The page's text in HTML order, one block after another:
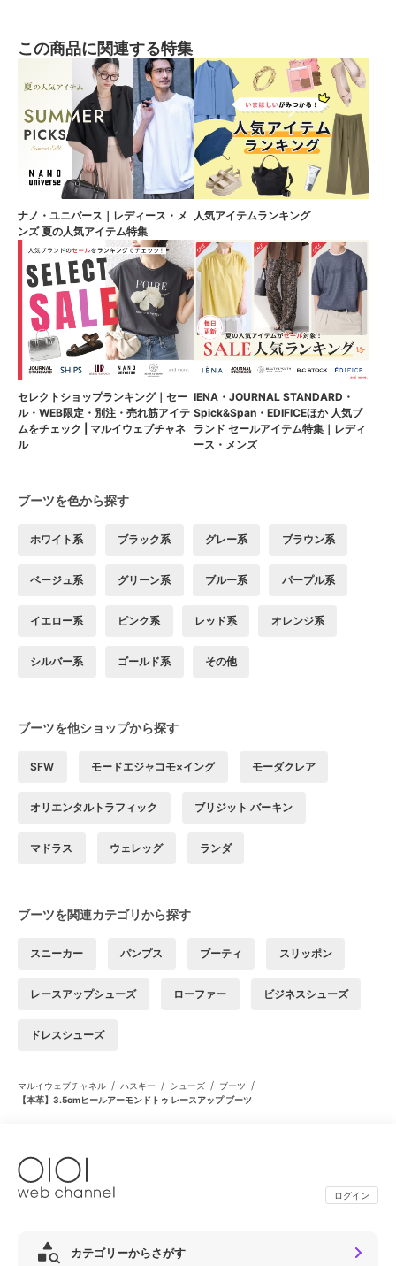
この商品に関連する特集
ナノ・ユニバース｜レディース・メ
ンズ 夏の人気アイテム特集
人気アイテムランキング
セレクトショップランキング｜セー
ル・WEB限定・別注・売れ筋アイテ
ムをチェック | マルイウェブチャネ
ル
IENA・JOURNAL STANDARD・
Spick&Span・EDIFICEほか 人気ブ
ランド セールアイテム特集｜レディ
ース・メンズ
ブーツを色から探す
ホワイト系 ブラック系 グレー系 ブラウン系
ベージュ系 グリーン系 ブルー系 パープル系
イエロー系 ピンク系 レッド系 オレンジ系
シルバー系 ゴールド系 その他
ブーツを他ショップから探す
SFW モードエジャコモ×イング モーダクレア
オリエンタルトラフィック ブリジット バーキン
マドラス ウェレッグ ランダ
ブーツを関連カテゴリから探す
スニーカー パンプス ブーティ スリッポン
レースアップシューズ ローファー ビジネスシューズ
ドレスシューズ
マルイウェブチャネル / ハスキー / シューズ / ブーツ /
【本革】3.5cmヒールアーモンドトゥ レースアップ ブーツ
ログイン
カテゴリーからさがす